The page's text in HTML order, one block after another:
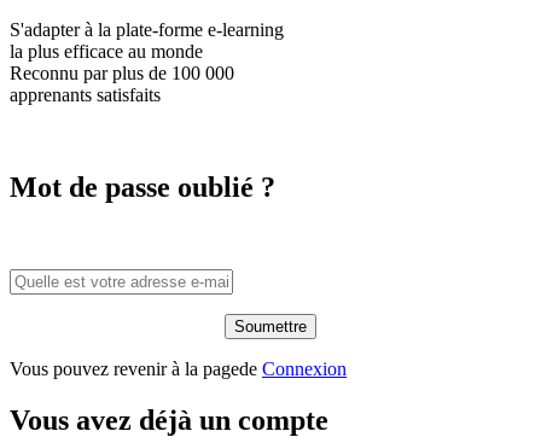
S'adapter à la plate-forme e-learning
la plus efficace au monde
Reconnu par plus de 100 000
apprenants satisfaits
Mot de passe oublié ?
Vous pouvez revenir à la pagede Connexion
Vous avez déjà un compte